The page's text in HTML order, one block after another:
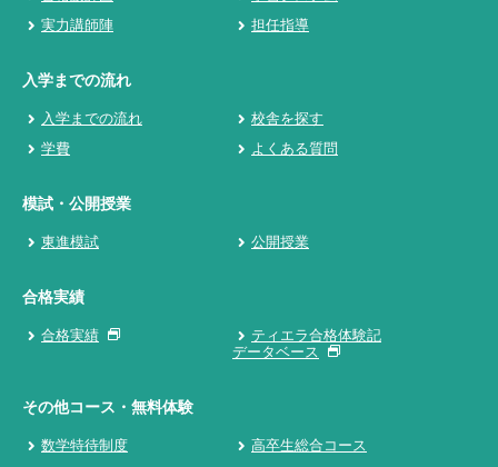
実力講師陣
担任指導
入学までの流れ
入学までの流れ
校舎を探す
学費
よくある質問
模試・公開授業
東進模試 公開授業
合格実績
合格実績
ティエラ合格体験記
データベース
その他コース・無料体験
数学特待制度
高卒生総合コース